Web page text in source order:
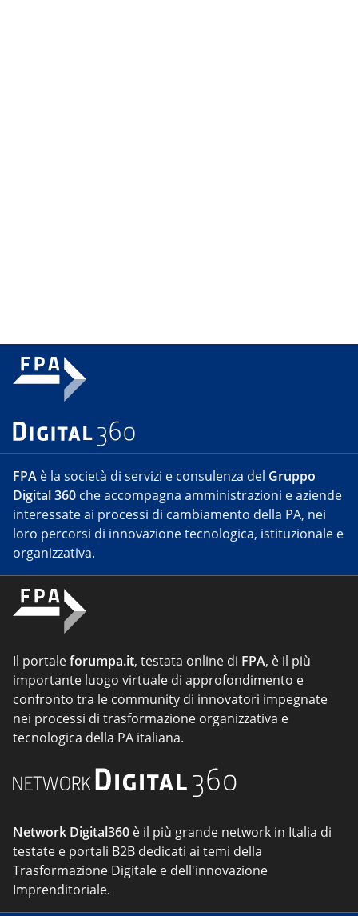
FPA è la società di servizi e consulenza del Gruppo
Digital 360 che accompagna amministrazioni e aziende
interessate ai processi di cambiamento della PA, nei
loro percorsi di innovazione tecnologica, istituzionale e
organizzativa.
Il portaleforumpa.it, testata online di FPA, è il più
importante luogo virtuale di approfondimento e
confronto tra le community di innovatori impegnate
nei processi di trasformazione organizzativa e
tecnologica della PA italiana.
Network Digital360 è il più grande network in Italia di
testate e portali B2B dedicati ai temi della
Trasformazione Digitale e dell'innovazione
Imprenditoriale.